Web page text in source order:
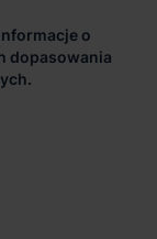
o
dopasowania